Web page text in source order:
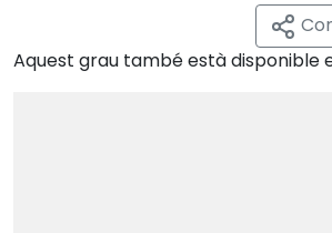
Aquest grau també està disponible